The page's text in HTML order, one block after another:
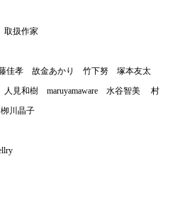
取扱作家
佳孝 故金あかり 竹下努 塚本友太
見和樹 maruyamaware 水谷智美 村
川晶子